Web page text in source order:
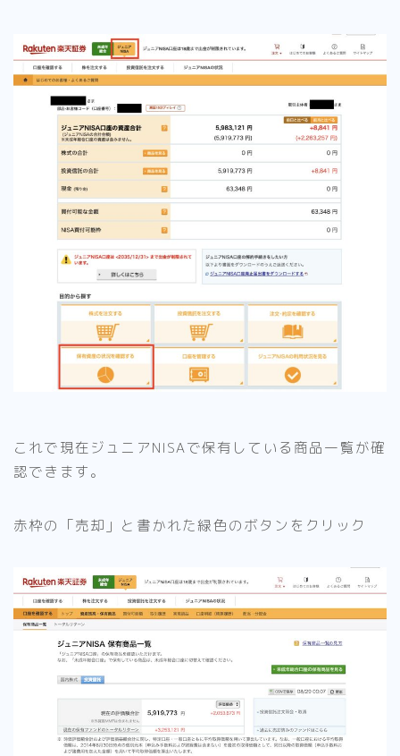
これで現在ジュニアNISAで保有している商品一覧が確
認できます。
赤枠の「売却」と書かれた緑色のボタンをクリック